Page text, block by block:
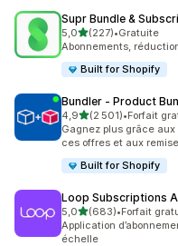
Supr Bundle &
5,0étoile(s) sur 5
(227)
227 avis au total
•Gratuite
Abonnements,
Built for Shopify
Bundler ‑ Product
4,9étoile(s) sur 5
(2 501)
2501 avis au total
•Forfait
Gagnez plus grâce
ces offres et aux
Built for Shopify
Loop Subscriptions
5,0étoile(s) sur 5
(683)
683 avis au total
•Forfait
Application
échelle